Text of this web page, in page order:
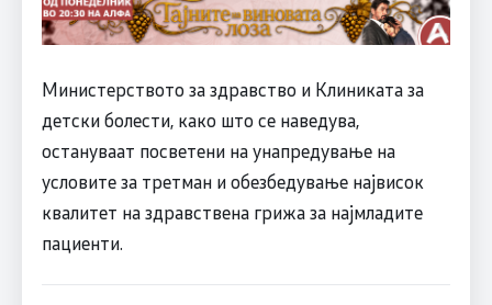
Министерството за здравство и Клиниката за
детски болести, како што се наведува,
остануваат посветени на унапредување на
условите за третман и обезбедување највисок
квалитет на здравствена грижа за најмладите
пациенти.